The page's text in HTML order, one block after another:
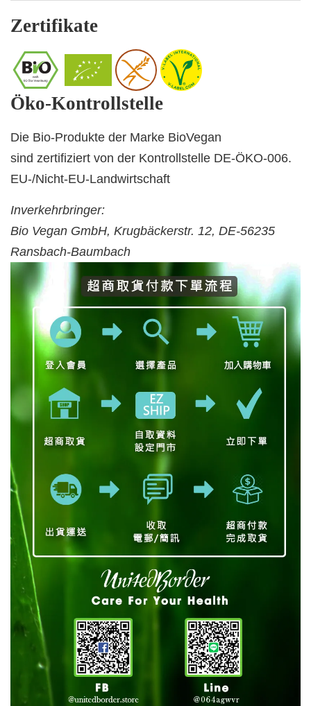
Zertifikate
Öko-Kontrollstelle
Die Bio-Produkte der Marke BioVegan
sind zertifiziert von der Kontrollstelle DE-ÖKO-006.
EU-/Nicht-EU-Landwirtschaft
Inverkehrbringer:
Bio Vegan GmbH, Krugbäckerstr. 12, DE-56235
Ransbach-Baumbach